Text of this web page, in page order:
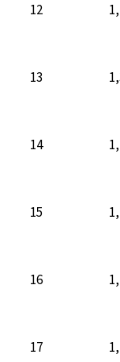
12
13
14
15
16
17